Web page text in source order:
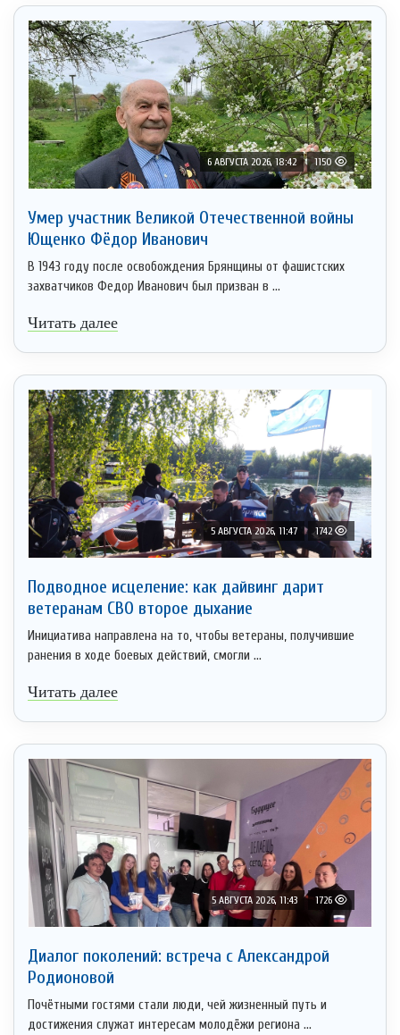
6 АВГУСТА 2026, 18:42 1150
Умер участник Великой Отечественной войны
Ющенко Фёдор Иванович
В 1943 году после освобождения Брянщины от фашистских
захватчиков Федор Иванович был призван в ...
Читать далее
5 АВГУСТА 2026, 11:47 1742
Подводное исцеление: как дайвинг дарит
ветеранам СВО второе дыхание
Инициатива направлена на то, чтобы ветераны, получившие
ранения в ходе боевых действий, смогли ...
Читать далее
5 АВГУСТА 2026, 11:43 1726
Диалог поколений: встреча с Александрой
Родионовой
Почётными гостями стали люди, чей жизненный путь и
достижения служат интересам молодёжи региона ...